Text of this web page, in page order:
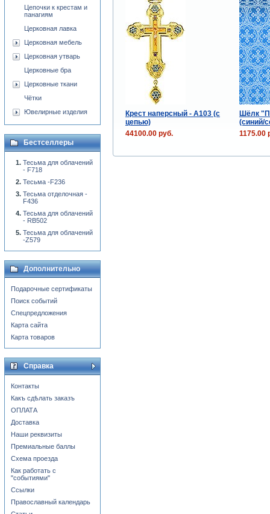
Крест наперсный - А103 (с
цепью)
Шёлк
(синий/
44100.00 руб.
1175.00
Цепочки к крестам и
панагиям
Церковная лавка
Церковная мебель
Церковная утварь
Церковные бра
Церковные ткани
Чётки
Ювелирные изделия
Бестселлеры
Тесьма для облачений
- F718
Тесьма -F236
Тесьма отделочная -
F436
Тесьма для облачений
- RB502
Тесьма для облачений
-Z579
Дополнительно
Подарочные сертификаты
Поиск событий
Спецпредложения
Карта сайта
Карта товаров
Справка
Контакты
Какъ сдѣлать заказъ
ОПЛАТА
Доставка
Наши реквизиты
Премиальные баллы
Схема проезда
Как работать с
"событиями"
Ссылки
Православный календарь